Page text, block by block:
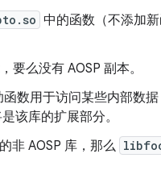
中的函数（不添加
么没有 AOSP 副本。
数用于访问某些内部数
该库的扩展部分。
的非 AOSP 库，那么